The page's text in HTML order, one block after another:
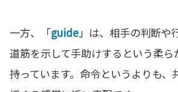
一方、「guide」は、相手の判断や
道筋を示して手助けするという柔ら
持っています。命令というよりも、